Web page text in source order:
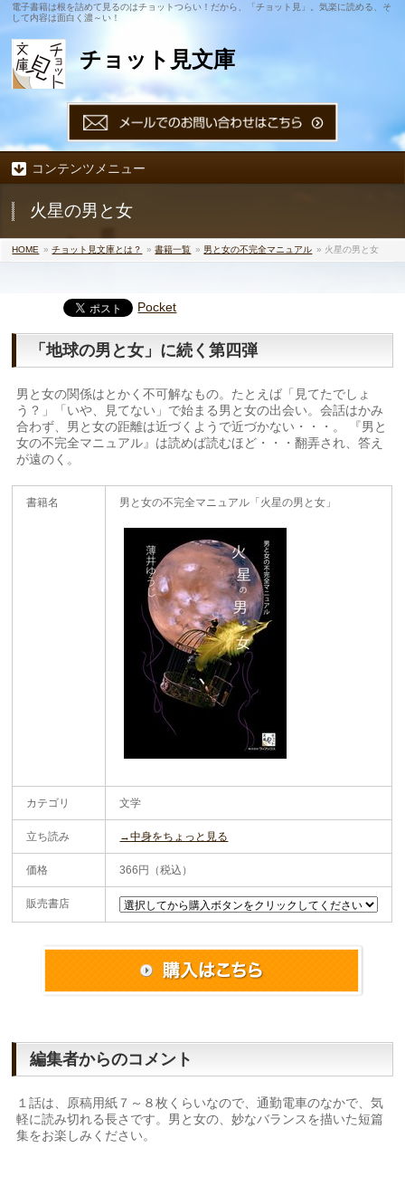
電子書籍は根を詰めて見るのはチョットつらい！だから、「チョット見」。気楽に読める、そ
して内容は面白く濃～い！
チョット見文庫
コンテンツメニュー
火星の男と女
HOME »チョット見文庫とは？ »書籍一覧 » 男と女の不完全マニュアル » 火星の男と女
Pocket
「地球の男と女」に続く第四弾
男と女の関係はとかく不可解なもの。たとえば「見てたでしょ
う？」「いや、見てない」で始まる男と女の出会い。会話はかみ
合わず、男と女の距離は近づくようで近づかない・・・。 『男と
女の不完全マニュアル』は読めば読むほど・・・翻弄され、答え
が遠のく。
書籍名 男と女の不完全マニュアル「火星の男と女」
カテゴリ 文学
立ち読み →中身をちょっと見る
価格 366円（税込）
販売書店
編集者からのコメント
１話は、原稿用紙７～８枚くらいなので、通勤電車のなかで、気
軽に読み切れる長さです。男と女の、妙なバランスを描いた短篇
集をお楽しみください。